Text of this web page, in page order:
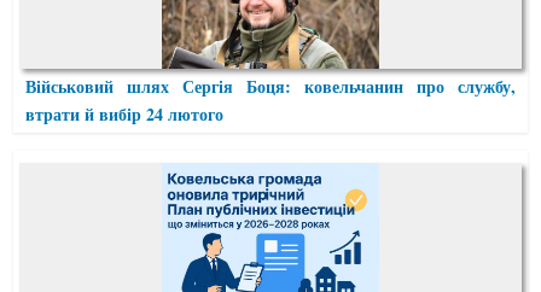
Військовий шлях Сергія Боця: ковельчанин про службу,
втрати й вибір 24 лютого